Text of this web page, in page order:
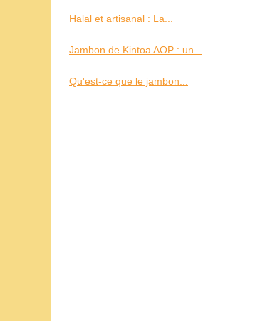
Halal et artisanal : La...
Jambon de Kintoa AOP : un...
Qu'est-ce que le jambon...